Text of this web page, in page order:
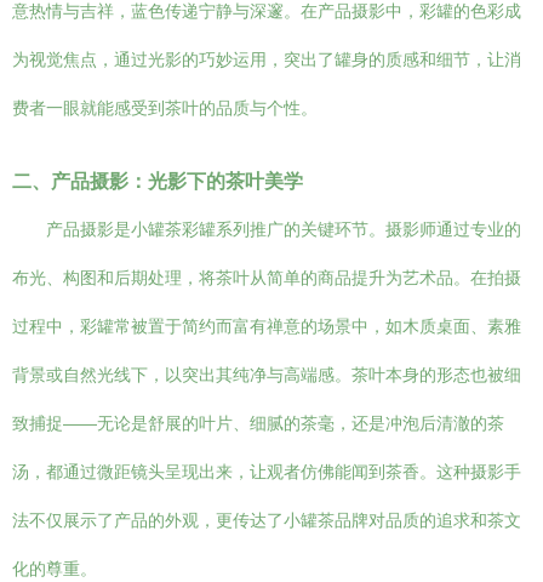
意热情与吉祥，蓝色传递宁静与深邃。在产品摄影中，彩罐的色彩成
为视觉焦点，通过光影的巧妙运用，突出了罐身的质感和细节，让消
费者一眼就能感受到茶叶的品质与个性。
二、产品摄影：光影下的茶叶美学
产品摄影是小罐茶彩罐系列推广的关键环节。摄影师通过专业的
布光、构图和后期处理，将茶叶从简单的商品提升为艺术品。在拍摄
过程中，彩罐常被置于简约而富有禅意的场景中，如木质桌面、素雅
背景或自然光线下，以突出其纯净与高端感。茶叶本身的形态也被细
致捕捉——无论是舒展的叶片、细腻的茶毫，还是冲泡后清澈的茶
汤，都通过微距镜头呈现出来，让观者仿佛能闻到茶香。这种摄影手
法不仅展示了产品的外观，更传达了小罐茶品牌对品质的追求和茶文
化的尊重。